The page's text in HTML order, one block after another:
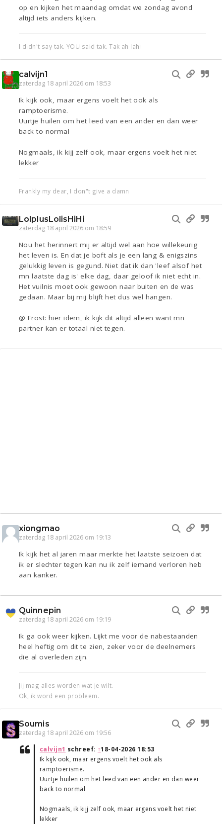
op en kijken het maandag omdat we zondag avond
altijd iets anders kijken.
I didn't say tak. YOU said tak. Tak ah lah!
calvijn1
zaterdag 18 april 2026 om 18:53
Ik kijk ook, maar ergens voelt het ook als
ramptoerisme.
Uurtje huilen om het leed van een ander en dan weer
back to normal
Nogmaals, ik kijj zelf ook, maar ergens voelt het niet
lekker
Frankly my dear, I don"t give a damn
LolplusLolisHiHi
zaterdag 18 april 2026 om 18:59
Nou het herinnert mij er altijd wel aan hoe willekeurig
het leven is. En dat je boft als je een lang & enigszins
gelukkig leven is gegund. Niet dat ik dan 'leef alsof het
mn laatste dag is' elke dag, daar geloof ik niet echt in.
Het vuilnis moet ook gewoon naar buiten en de was
gedaan. Maar bij mij blijft het dus wel hangen.
@ Frost: hier idem, ik kijk dit altijd alleen want mn
partner kan er totaal niet tegen.
xiongmao
zaterdag 18 april 2026 om 19:13
Ik kijk het al jaren maar merkte het laatste seizoen dat
ik er slechter tegen kan nu ik zelf iemand verloren heb
aan kanker.
Quinnepin
zaterdag 18 april 2026 om 19:19
Ik ga ook weer kijken. Lijkt me voor de nabestaanden
heel heftig om dit te zien, zeker voor de deelnemers
die al overleden zijn.
Jij mag alles worden wat je wilt.
Ok, ik word een probleem.
Soumis
zaterdag 18 april 2026 om 19:56
calvijn1 schreef: ↑18-04-2026 18:53
Ik kijk ook, maar ergens voelt het ook als
ramptoerisme.
Uurtje huilen om het leed van een ander en dan weer
back to normal
Nogmaals, ik kijj zelf ook, maar ergens voelt het niet
lekker